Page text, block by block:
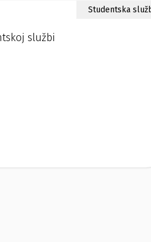
Studentska
službi